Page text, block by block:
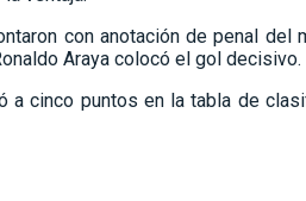
con anotación de penal del
Araya colocó el gol decisivo.
a cinco puntos en la tabla de